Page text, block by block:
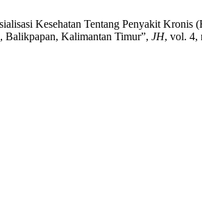
Kesehatan Tentang Penyakit
Balikpapan, Kalimantan Timur”, JH, vol. 4,